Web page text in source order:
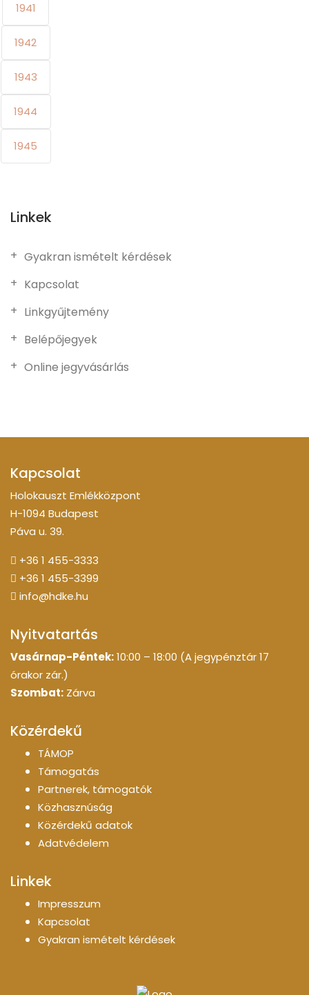
1941
1942
1943
1944
1945
Linkek
Gyakran ismételt kérdések
Kapcsolat
Linkgyűjtemény
Belépőjegyek
Online jegyvásárlás
Kapcsolat
Holokauszt Emlékközpont
H-1094 Budapest
Páva u. 39.
+36 1 455-3333
+36 1 455-3399
info@hdke.hu
Nyitvatartás
Vasárnap-Péntek:10:00 – 18:00 (A jegypénztár 17
órakor zár.)
Szombat: Zárva
Közérdekű
TÁMOP
Támogatás
Partnerek, támogatók
Közhasznúság
Közérdekű adatok
Adatvédelem
Linkek
Impresszum
Kapcsolat
Gyakran ismételt kérdések